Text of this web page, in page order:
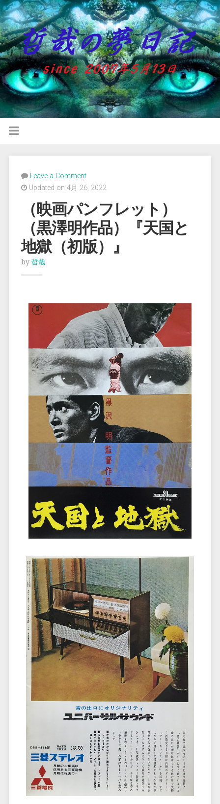
Leave a Comment
Updated on 4月 26, 2022
（映画パンフレット）
（黒澤明作品）『天国と
地獄（初版）』
by 哲哉